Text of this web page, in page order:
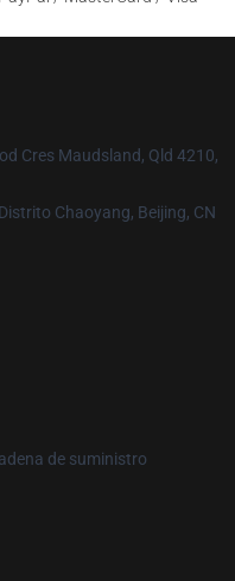
Cres Maudsland, Qld 4210,
Chaoyang, Beijing, CN
de suministro